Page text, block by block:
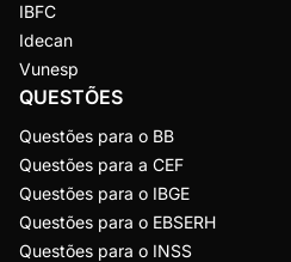
IBFC
Idecan
Vunesp
QUESTÕES
Questões para o BB
Questões para a CEF
Questões para o IBGE
Questões para o EBSERH
Questões para o INSS